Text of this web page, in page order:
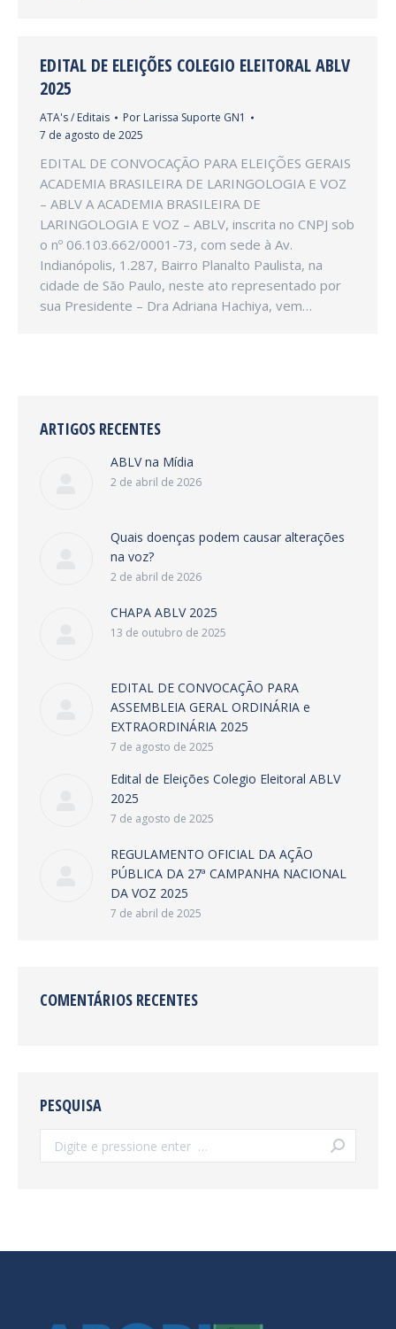
EDITAL DE ELEIÇÕES COLEGIO ELEITORAL ABLV
2025
ATA's / Editais Por Larissa Suporte GN1
7 de agosto de 2025
EDITAL DE CONVOCAÇÃO PARA ELEIÇÕES GERAIS
ACADEMIA BRASILEIRA DE LARINGOLOGIA E VOZ
– ABLV A ACADEMIA BRASILEIRA DE
LARINGOLOGIA E VOZ – ABLV, inscrita no CNPJ sob
o nº 06.103.662/0001-73, com sede à Av.
Indianópolis, 1.287, Bairro Planalto Paulista, na
cidade de São Paulo, neste ato representado por
sua Presidente – Dra Adriana Hachiya, vem…
ARTIGOS RECENTES
ABLV na Mídia
2 de abril de 2026
Quais doenças podem causar alterações
na voz?
2 de abril de 2026
CHAPA ABLV 2025
13 de outubro de 2025
EDITAL DE CONVOCAÇÃO PARA
ASSEMBLEIA GERAL ORDINÁRIA e
EXTRAORDINÁRIA 2025
7 de agosto de 2025
Edital de Eleições Colegio Eleitoral ABLV
2025
7 de agosto de 2025
REGULAMENTO OFICIAL DA AÇÃO
PÚBLICA DA 27ª CAMPANHA NACIONAL
DA VOZ 2025
7 de abril de 2025
COMENTÁRIOS RECENTES
PESQUISA
Search: